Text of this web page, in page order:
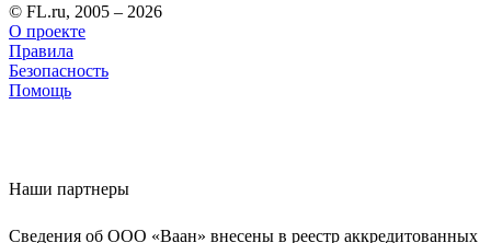
© FL.ru, 2005 – 2026
О проекте
Правила
Безопасность
Помощь
Наши партнеры
Сведения об ООО «Ваан» внесены в реестр аккредитованных